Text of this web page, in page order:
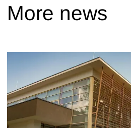
More news